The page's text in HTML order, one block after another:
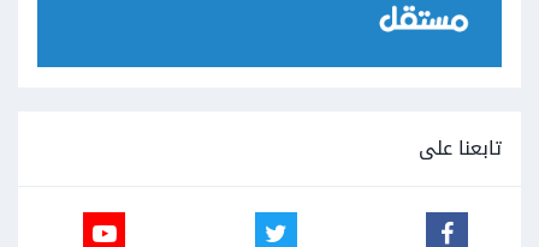
تابعنا على